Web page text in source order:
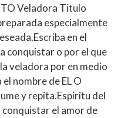
Veladora Titulo
especialmente
en el
conquistar o por el que
veladora por en medio
nombre de EL O
y repita.Espiritu del
conquistar el amor de